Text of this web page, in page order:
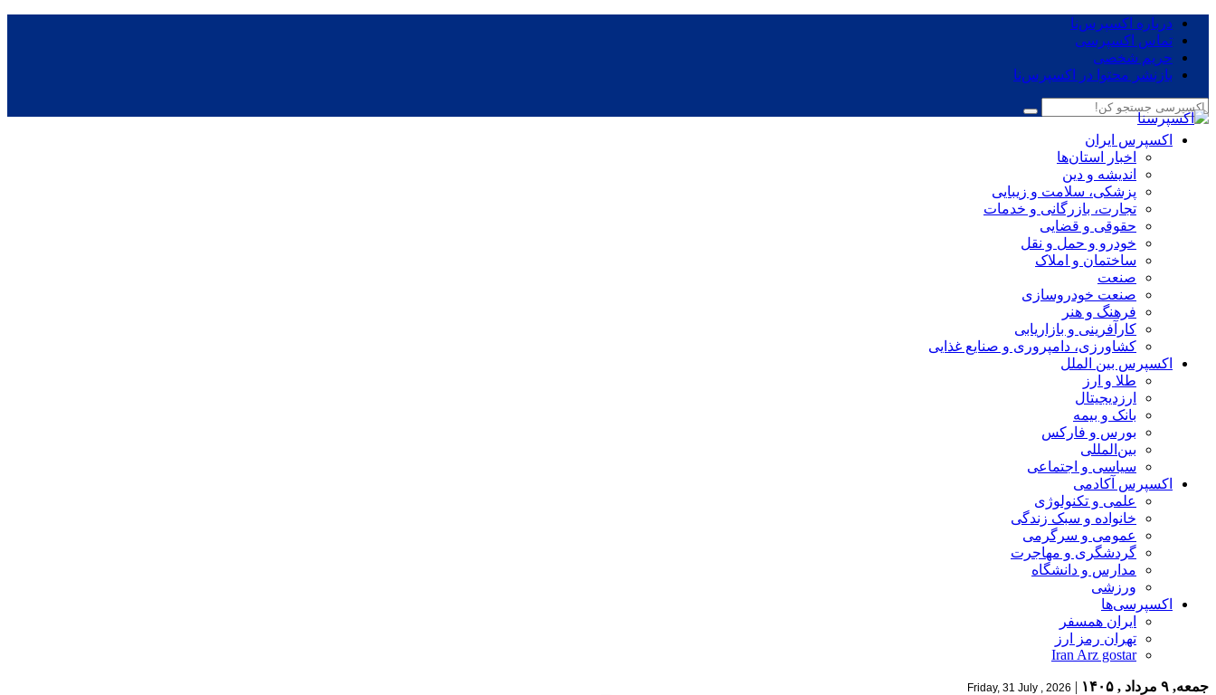
درباره اکسپرس‌نا
تماس اکسپرسی
حریم شخصی
بازنشر محتوا در اکسپرس‌نا
اکسپرس ایران
اخبار استان‌ها
اندیشه و دین
پزشکی، سلامت و زیبایی
تجارت، بازرگانی و خدمات
حقوقی و قضایی
خودرو و حمل و نقل
ساختمان و املاک
صنعت
صنعت خودروسازی
فرهنگ و هنر
کارآفرینی و بازاریابی
کشاورزی، دامپروری و صنایع غذایی
اکسپرس بین الملل
طلا و ارز
ارزدیجیتال
بانک و بیمه
بورس و فارکس
بین‌المللی
سیاسی و اجتماعی
اکسپرس آکادمی
علمی و تکنولوژی
خانواده و سبک زندگی
عمومی و سرگرمی
گردشگری و مهاجرت
مدارس و دانشگاه
ورزشی
اکسپرسی‌ها
ایران همسفر
تهران رمز ارز
Iran Arz gostar
جمعه, ۹ مرداد , ۱۴۰۵ |
Friday, 31 July , 2026